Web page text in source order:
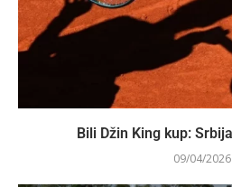
Bili Džin King kup:
09/04/2026